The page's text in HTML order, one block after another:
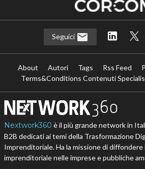
Seguici
About Autori Tags Rss Feed
Terms&Conditions Contenuti
Nextwork360 è il più grande network in
B2B dedicati ai temi della Trasformazione
Imprenditoriale. Ha la missione di
imprenditoriale nelle imprese e pubbliche